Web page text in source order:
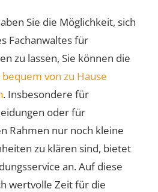
Sie die Möglichkeit, sich
Fachanwaltes für
zu lassen, Sie können die
von zu Hause
. Insbesondere für
oder für
Rahmen nur noch kleine
zu klären sind, bietet
an. Auf diese
wertvolle Zeit für die